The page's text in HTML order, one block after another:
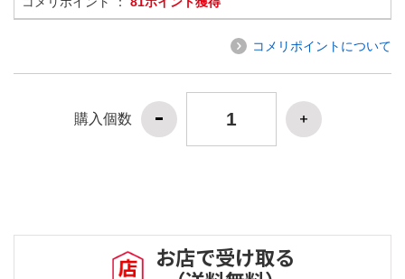
コメリポイントについて
購入個数
お店で受け取る